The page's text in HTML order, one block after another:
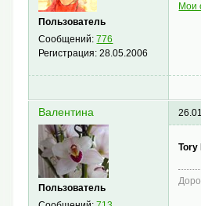
Пользователь
Сообщений:776
Регистрация:28.05.2006
Мои
Валентина
Пользователь
Tory